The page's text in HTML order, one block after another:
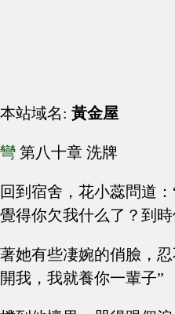
站域名: 黃金屋
第八十章 洗牌
到宿舍，花小蕊問道
得你欠我什么了？到
她有些凄婉的俏臉，
我，我就養你一輩子”